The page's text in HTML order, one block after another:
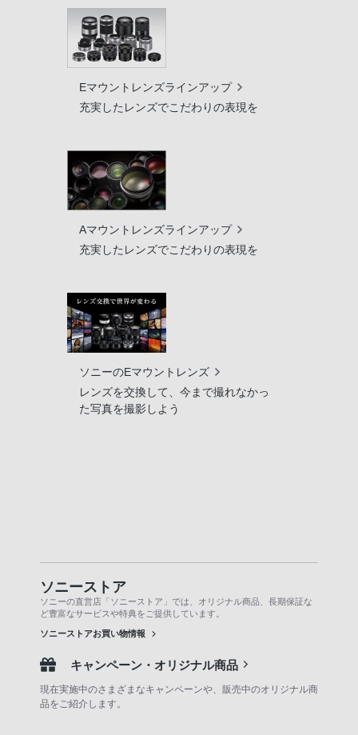
Eマウントレンズラインアップ
充実したレンズでこだわりの表現を
Aマウントレンズラインアップ
充実したレンズでこだわりの表現を
ソニーのEマウントレンズ
レンズを交換して、今まで撮れなかっ
た写真を撮影しよう
ソニーストア
ソニーの直営店「ソニーストア」では、オリジナル商品、長期保証な
ど豊富なサービスや特典をご提供しています。
ソニーストアお買い物情報
キャンペーン・オリジナル商品
現在実施中のさまざまなキャンペーンや、販売中のオリジナル商
品をご紹介します。